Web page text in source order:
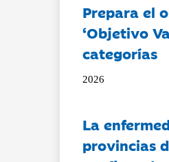
Prepara el
‘Objetivo
categorías
2026
La
provincias